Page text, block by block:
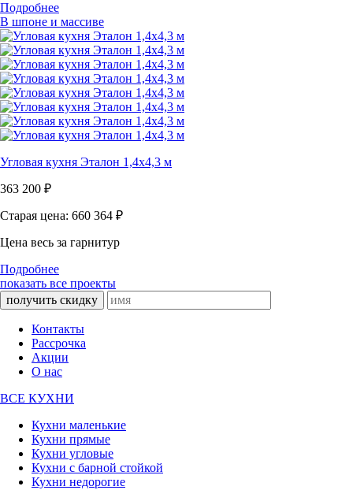
Подробнее
В шпоне и массиве
Угловая кухня Эталон 1,4х4,3 м
363 200 ₽
Старая цена: 660 364 ₽
Цена весь за гарнитур
Подробнее
показать все проекты
получить скидку
Контакты
Рассрочка
Акции
О нас
ВСЕ КУХНИ
Кухни маленькие
Кухни прямые
Кухни угловые
Кухни с барной стойкой
Кухни недорогие